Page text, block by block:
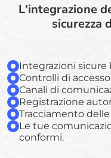
L'integrazione
sicurezza
Integrazioni sicure
Controlli di
Canali di
Registrazione
Tracciamento
Le tue
conformi.